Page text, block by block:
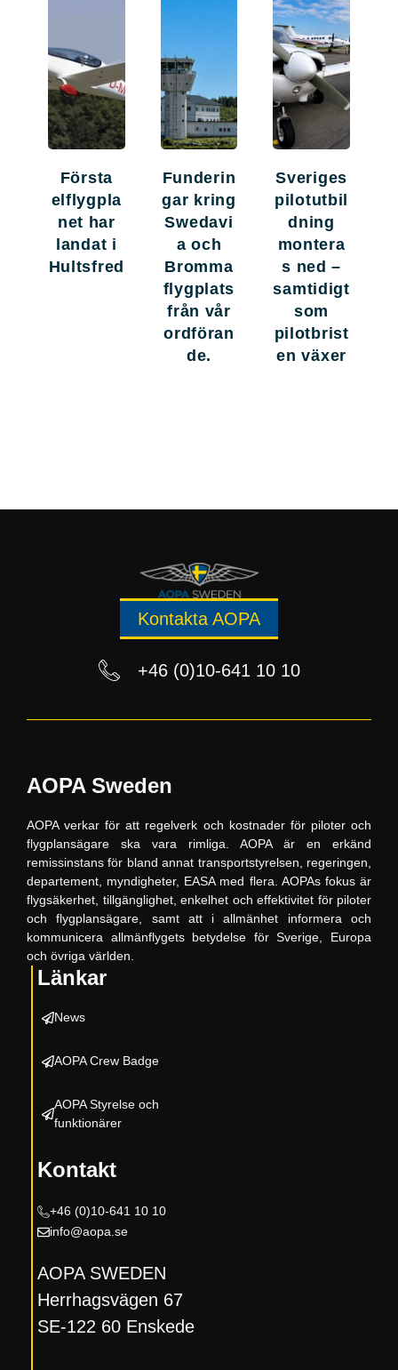
Första
elflygpla
net har
landat i
Hultsfred
Funderin
gar kring
Swedavi
a och
Bromma
flygplats
från vår
ordföran
de.
Sveriges
pilotutbil
dning
montera
s ned –
samtidigt
som
pilotbrist
en växer
Kontakta AOPA
+46 (0)10-641 10 10
AOPA Sweden
AOPA verkar för att regelverk och kostnader för piloter och
flygplansägare ska vara rimliga. AOPA är en erkänd
remissinstans för bland annat transportstyrelsen, regeringen,
departement, myndigheter, EASA med flera. AOPAs fokus är
flygsäkerhet, tillgänglighet, enkelhet och effektivitet för piloter
och flygplansägare, samt att i allmänhet informera och
kommunicera allmänflygets betydelse för Sverige, Europa
och övriga världen.
Länkar
News
AOPA Crew Badge
AOPA Styrelse och
funktionärer
Kontakt
+46 (0)10-641 10 10
info@aopa.se
AOPA SWEDEN
Herrhagsvägen 67
SE-122 60 Enskede